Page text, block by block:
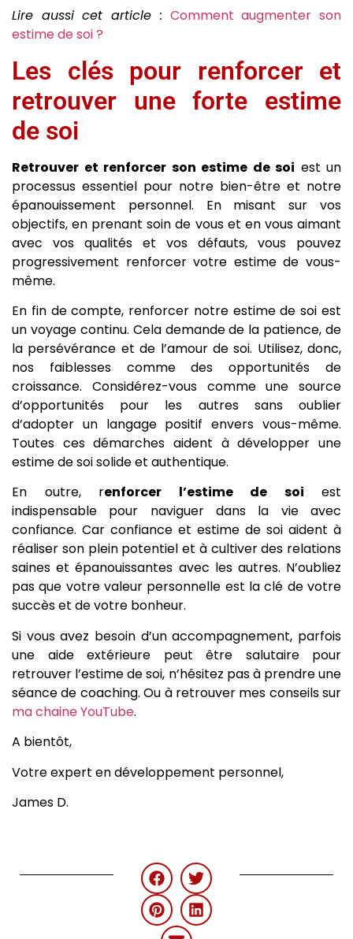
Lire aussi cet article : Comment augmenter son
estime de soi ?
Les clés pour renforcer et
retrouver une forte estime
de soi
Retrouver et renforcer son estime de soi est un
processus essentiel pour notre bien-être et notre
épanouissement personnel. En misant sur vos
objectifs, en prenant soin de vous et en vous aimant
avec vos qualités et vos défauts, vous pouvez
progressivement renforcer votre estime de vous-
même.
En fin de compte, renforcer notre estime de soi est
un voyage continu. Cela demande de la patience, de
la persévérance et de l’amour de soi. Utilisez, donc,
nos faiblesses comme des opportunités de
croissance. Considérez-vous comme une source
d’opportunités pour les autres sans oublier
d’adopter un langage positif envers vous-même.
Toutes ces démarches aident à développer une
estime de soi solide et authentique.
En outre, renforcer l’estime de soi est
indispensable pour naviguer dans la vie avec
confiance. Car confiance et estime de soi aident à
réaliser son plein potentiel et à cultiver des relations
saines et épanouissantes avec les autres. N’oubliez
pas que votre valeur personnelle est la clé de votre
succès et de votre bonheur.
Si vous avez besoin d’un accompagnement, parfois
une aide extérieure peut être salutaire pour
retrouver l’estime de soi, n’hésitez pas à prendre une
séance de coaching. Ou à retrouver mes conseils sur
ma chaine YouTube.
A bientôt,
Votre expert en développement personnel,
James D.